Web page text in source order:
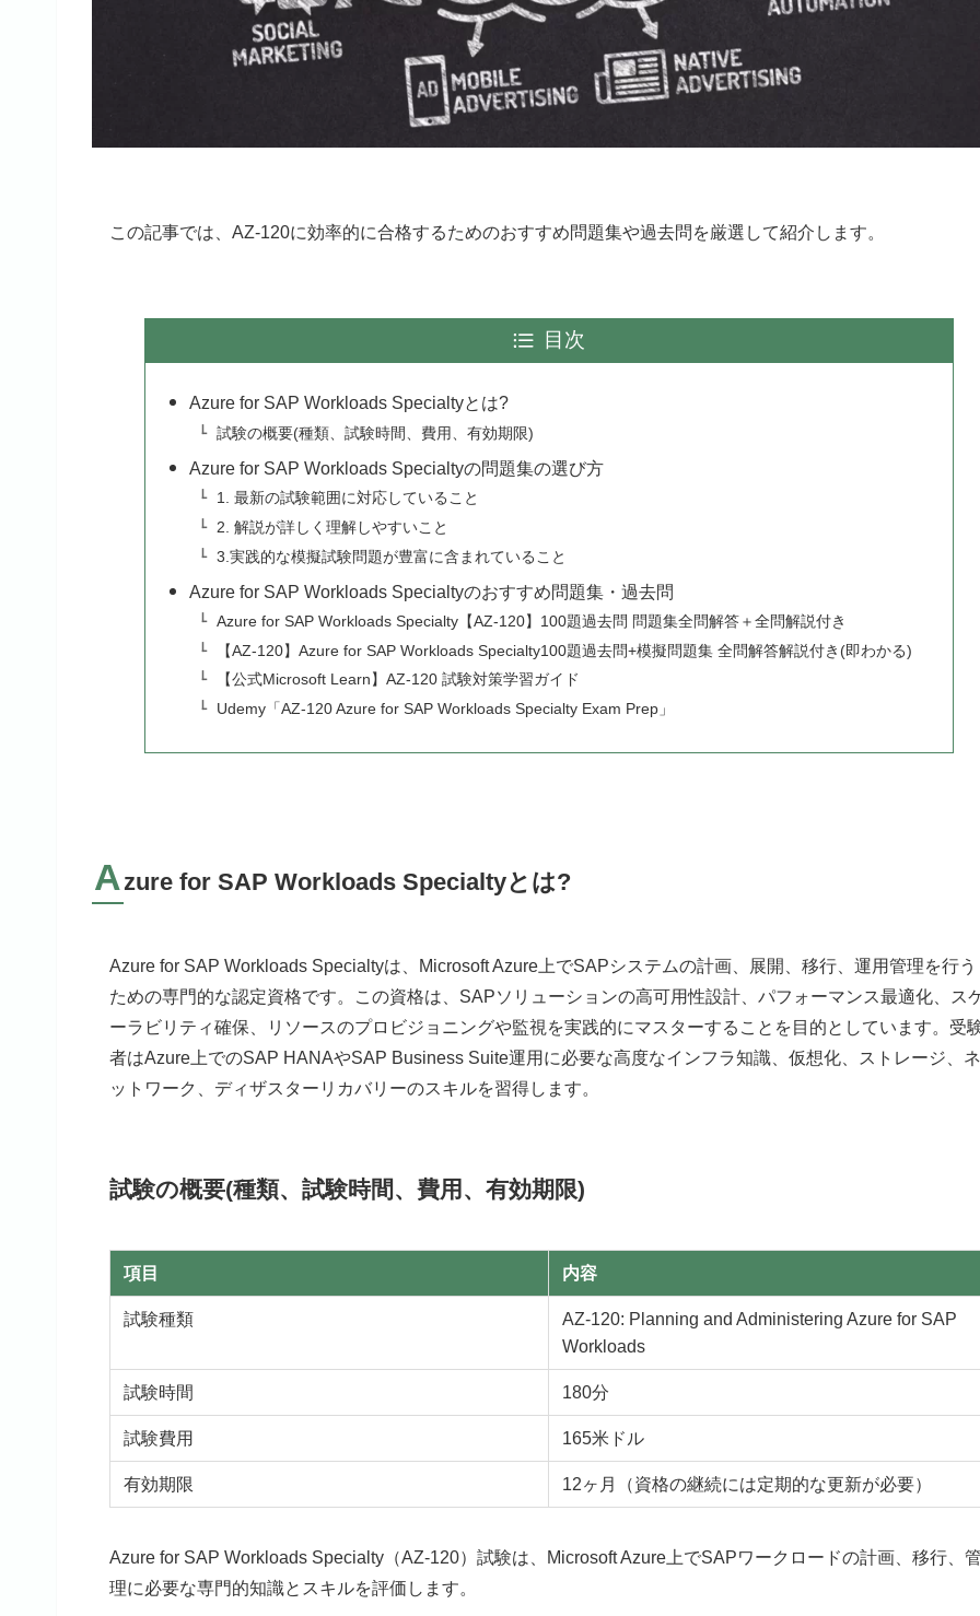
この記事では、AZ-120に効率的に合格するためのおすすめ問題集や過去問を厳選して紹介します。
目次
Azure for SAP Workloads Specialtyとは?
試験の概要(種類、試験時間、費用、有効期限)
Azure for SAP Workloads Specialtyの問題集の選び方
1. 最新の試験範囲に対応していること
2. 解説が詳しく理解しやすいこと
3.実践的な模擬試験問題が豊富に含まれていること
Azure for SAP Workloads Specialtyのおすすめ問題集・過去問
Azure for SAP Workloads Specialty【AZ-120】100題過去問 問題集全問解答＋全問解説付き
【AZ-120】Azure for SAP Workloads Specialty100題過去問+模擬問題集 全問解答解説付き(即わかる)
【公式Microsoft Learn】AZ-120 試験対策学習ガイド
Udemy「AZ-120 Azure for SAP Workloads Specialty Exam Prep」
Azure for SAP Workloads Specialtyとは?
Azure for SAP Workloads Specialtyは、Microsoft Azure上でSAPシステムの計画、展開、移行、運用管理を行う
ための専門的な認定資格です。この資格は、SAPソリューションの高可用性設計、パフォーマンス最適化、ス
ーラビリティ確保、リソースのプロビジョニングや監視を実践的にマスターすることを目的としています。受
者はAzure上でのSAP HANAやSAP Business Suite運用に必要な高度なインフラ知識、仮想化、ストレージ、ネ
ットワーク、ディザスターリカバリーのスキルを習得します。
試験の概要(種類、試験時間、費用、有効期限)
項目 内容
試験種類
AZ-120: Planning and Administering Azure for SAP
Workloads
試験時間 180分
試験費用 165米ドル
有効期限 12ヶ月（資格の継続には定期的な更新が必要）
Azure for SAP Workloads Specialty（AZ-120）試験は、Microsoft Azure上でSAPワークロードの計画、移行、
理に必要な専門的知識とスキルを評価します。